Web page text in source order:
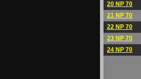
20 NP 70
21 NP 70
22 NP 70
23 NP 70
24 NP 70